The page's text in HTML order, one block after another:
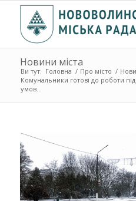
Новини міста
Ви тут: Головна / Про місто /
Комунальники готові до роботи
умов...